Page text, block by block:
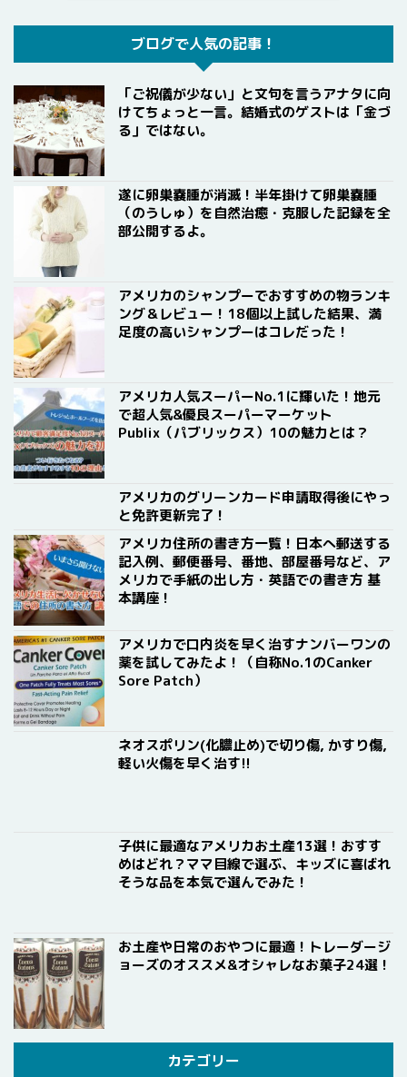
ブログで人気の記事！
「ご祝儀が少ない」と文句を言うアナタに向
けてちょっと一言。結婚式のゲストは「金づ
る」ではない。
遂に卵巣嚢腫が消滅！半年掛けて卵巣嚢腫
（のうしゅ）を自然治癒・克服した記録を全
部公開するよ。
アメリカのシャンプーでおすすめの物ランキ
ング＆レビュー！18個以上試した結果、満
足度の高いシャンプーはコレだった！
アメリカ人気スーパーNo.1に輝いた！地元
で超人気&優良スーパーマーケット
Publix（パブリックス）10の魅力とは？
アメリカのグリーンカード申請取得後にやっ
と免許更新完了！
アメリカ住所の書き方一覧！日本へ郵送する
記入例、郵便番号、番地、部屋番号など、ア
メリカで手紙の出し方・英語での書き方 基
本講座！
アメリカで口内炎を早く治すナンバーワンの
薬を試してみたよ！（自称No.1のCanker
Sore Patch）
ネオスポリン(化膿止め)で切り傷, かすり傷,
軽い火傷を早く治す!!
子供に最適なアメリカお土産13選！おすす
めはどれ？ママ目線で選ぶ、キッズに喜ばれ
そうな品を本気で選んでみた！
お土産や日常のおやつに最適！トレーダージ
ョーズのオススメ&オシャレなお菓子24選！
カテゴリー